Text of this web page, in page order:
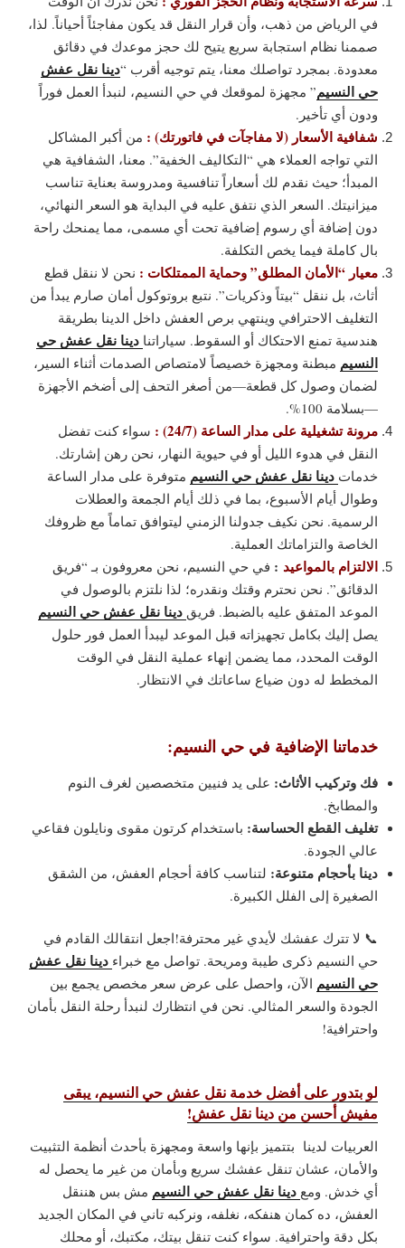
في الرياض من ذهب، وأن قرار النقل قد يكون مفاجئاً أحياناً. لذا،
صممنا نظام استجابة سريع يتيح لك حجز موعدك في دقائق
معدودة. بمجرد تواصلك معنا، يتم توجيه أقرب “دينا نقل عفش
حي النسيم” مجهزة لموقعك في حي النسيم، لنبدأ العمل فوراً
ودون أي تأخير.
شفافية الأسعار (لا مفاجآت في فاتورتك) : من أكبر المشاكل
التي تواجه العملاء هي “التكاليف الخفية”. معنا، الشفافية هي
المبدأ؛ حيث نقدم لك أسعاراً تنافسية ومدروسة بعناية تناسب
ميزانيتك. السعر الذي نتفق عليه في البداية هو السعر النهائي،
دون إضافة أي رسوم إضافية تحت أي مسمى، مما يمنحك راحة
بال كاملة فيما يخص التكلفة.
معيار “الأمان المطلق” وحماية الممتلكات : نحن لا ننقل قطع
أثاث، بل ننقل “بيتاً وذكريات”. نتبع بروتوكول أمان صارم يبدأ من
التغليف الاحترافي وينتهي برص العفش داخل الدينا بطريقة
هندسية تمنع الاحتكاك أو السقوط. سياراتنا دينا نقل عفش حي
النسيم مبطنة ومجهزة خصيصاً لامتصاص الصدمات أثناء السير،
لضمان وصول كل قطعة—من أصغر التحف إلى أضخم الأجهزة
—بسلامة 100%.
مرونة تشغيلية على مدار الساعة (24/7) :
سواء كنت تفضل
النقل في هدوء الليل أو في حيوية النهار، نحن رهن إشارتك.
خدمات دينا نقل عفش حي النسيم متوفرة على مدار الساعة
وطوال أيام الأسبوع، بما في ذلك أيام الجمعة والعطلات
الرسمية. نحن نكيف جدولنا الزمني ليتوافق تماماً مع ظروفك
الخاصة والتزاماتك العملية.
الالتزام بالمواعيد : في حي النسيم، نحن معروفون بـ “فريق
الدقائق”. نحن نحترم وقتك ونقدره؛ لذا نلتزم بالوصول في
الموعد المتفق عليه بالضبط. فريق دينا نقل عفش حي النسيم
يصل إليك بكامل تجهيزاته قبل الموعد ليبدأ العمل فور حلول
الوقت المحدد، مما يضمن إنهاء عملية النقل في الوقت
المخطط له دون ضياع ساعاتك في الانتظار.
خدماتنا الإضافية في حي النسيم:
فك وتركيب الأثاث: على يد فنيين متخصصين لغرف النوم
والمطابخ.
تغليف القطع الحساسة: باستخدام كرتون مقوى ونايلون فقاعي
عالي الجودة.
دينا بأحجام متنوعة: لتناسب كافة أحجام العفش، من الشقق
الصغيرة إلى الفلل الكبيرة.
📞 لا تترك عفشك لأيدي غير محترفة!اجعل انتقالك القادم في
حي النسيم ذكرى طيبة ومريحة. تواصل مع خبراء دينا نقل عفش
حي النسيم الآن، واحصل على عرض سعر مخصص يجمع بين
الجودة والسعر المثالي. نحن في انتظارك لنبدأ رحلة النقل بأمان
واحترافية!
لو بتدور على أفضل خدمة نقل عفش حي النسيم، يبقى
مفيش أحسن من دينا نقل عفش!
العربيات لدينا بتتميز بإنها واسعة ومجهزة بأحدث أنظمة التثبيت
والأمان، عشان تنقل عفشك سريع وبأمان من غير ما يحصل له
أي خدش. ومع دينا نقل عفش حي النسيم مش بس هننقل
العفش، ده كمان هنفكه، نغلفه، ونركبه تاني في المكان الجديد
بكل دقة واحترافية. سواء كنت تنقل بيتك، مكتبك، أو محلك